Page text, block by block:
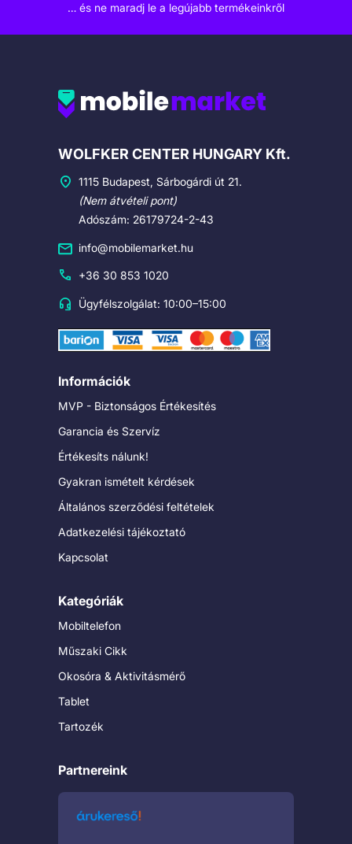
… és ne maradj le a legújabb termékeinkről
Cégadatok
WOLFKER CENTER HUNGARY Kft.
1115 Budapest, Sárbogárdi út 21.
(Nem átvételi pont)
Adószám: 26179724-2-43
info@mobilemarket.hu
+36 30 853 1020
Ügyfélszolgálat: 10:00–15:00
Információk
MVP - Biztonságos Értékesítés
Garancia és Szervíz
Értékesíts nálunk!
Gyakran ismételt kérdések
Általános szerződési feltételek
Adatkezelési tájékoztató
Kapcsolat
Kategóriák
Mobiltelefon
Műszaki Cikk
Okosóra & Aktivitásmérő
Tablet
Tartozék
Partnereink